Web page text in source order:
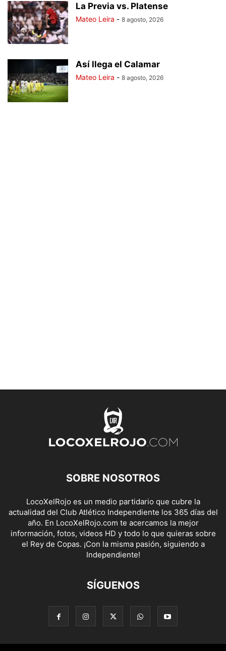
La Previa vs. Platense
Mateo Leira - 8 agosto, 2026
Así llega el Calamar
Mateo Leira - 8 agosto, 2026
SOBRE NOSOTROS
LocoXelRojo es un medio partidario que cubre la
actualidad del Club Atlético Independiente los 365 días del
año. En LocoXelRojo.com te acercamos la mejor
información, fotos, videos HD y todo lo que quieras sobre
el Rey de Copas. ¡Con la misma pasión, siguiendo a
Independiente!
SÍGUENOS